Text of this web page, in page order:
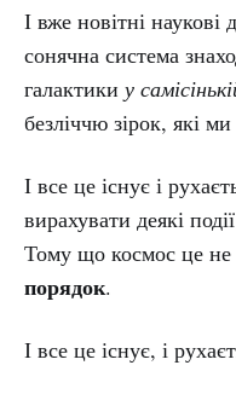
І вже новітні
сонячна система
галактики у
безліччю зірок, які
І все це існує і
вирахувати деякі
Тому що космос це не
порядок.
І все це існує, і